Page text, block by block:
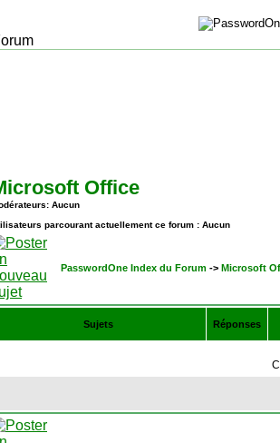
Office
Aucun
parcourant actuellement ce forum : Aucun
PasswordOne Index du Forum -> Microsoft
Sujets Réponses